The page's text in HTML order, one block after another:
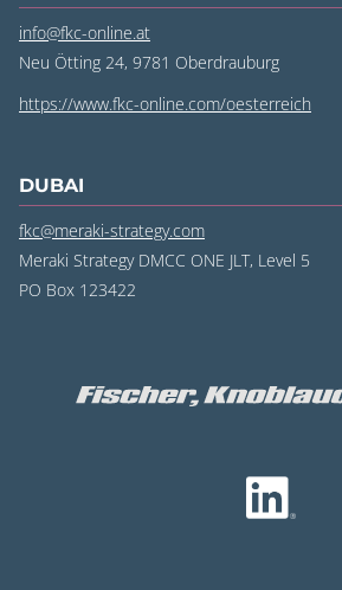
info@fkc-online.at
Neu Ötting 24, 9781 Oberdrauburg
https://www.fkc-online.com/oesterreich
DUBAI
fkc@meraki-strategy.com
Meraki Strategy DMCC ONE JLT, Level 5
PO Box 123422